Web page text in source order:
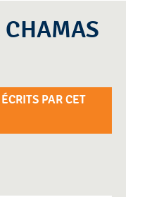
CHAMAS
PAR CET